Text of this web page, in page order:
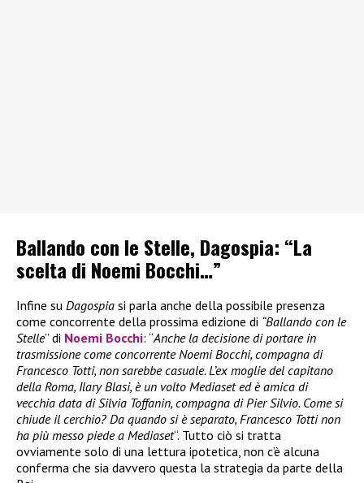
Ballando con le Stelle, Dagospia: “La
scelta di Noemi Bocchi…”
Infine su Dagospia si parla anche della possibile presenza
come concorrente della prossima edizione di “Ballando con le
Stelle” di Noemi Bocchi: “Anche la decisione di portare in
trasmissione come concorrente Noemi Bocchi, compagna di
Francesco Totti, non sarebbe casuale. L’ex moglie del capitano
della Roma, Ilary Blasi, è un volto Mediaset ed è amica di
vecchia data di Silvia Toffanin, compagna di Pier Silvio. Come si
chiude il cerchio? Da quando si è separato, Francesco Totti non
ha più messo piede a Mediaset“. Tutto ciò si tratta
ovviamente solo di una lettura ipotetica, non c’è alcuna
conferma che sia davvero questa la strategia da parte della